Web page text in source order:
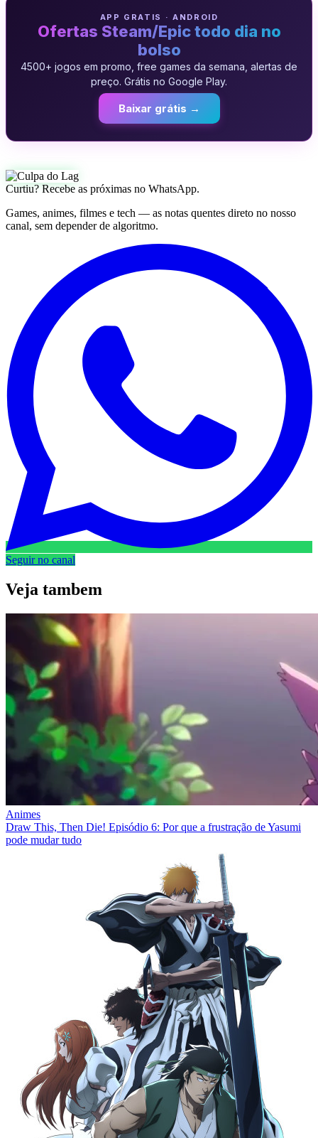
APP GRATIS · ANDROID
Ofertas Steam/Epic todo dia no
bolso
4500+ jogos em promo, free games da semana, alertas de
preço. Grátis no Google Play.
Baixar grátis →
Curtiu? Recebe as próximas no WhatsApp.
Games, animes, filmes e tech — as notas quentes direto no nosso
canal, sem depender de algoritmo.
Seguir no canal
Veja tambem
Animes
Draw This, Then Die! Episódio 6: Por que a frustração de Yasumi
pode mudar tudo